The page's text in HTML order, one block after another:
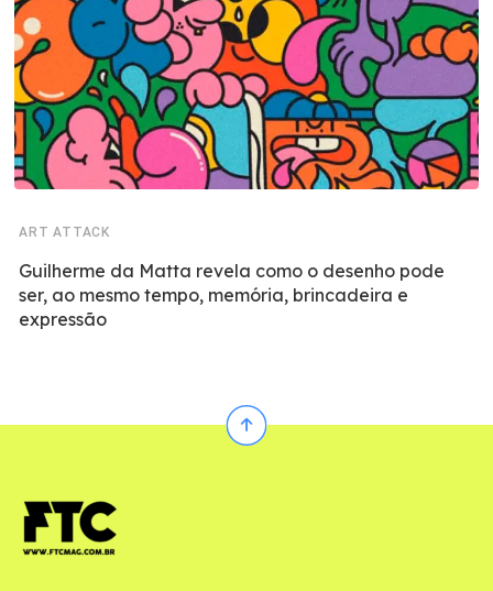
ART ATTACK
Guilherme da Matta revela como o desenho pode
ser, ao mesmo tempo, memória, brincadeira e
expressão